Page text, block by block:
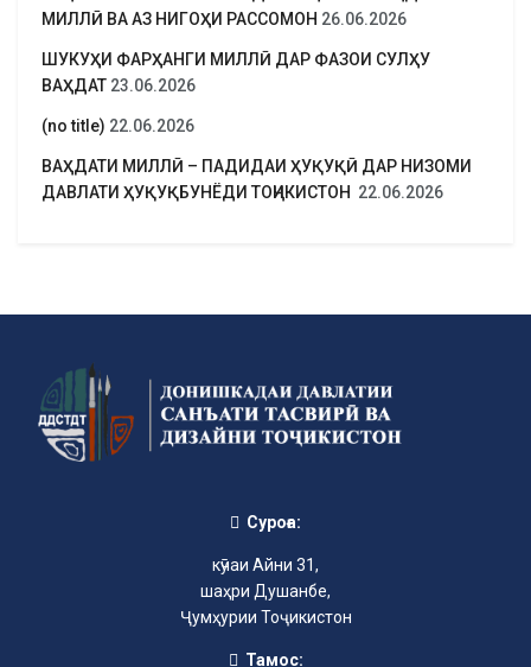
МИЛЛӢ ВА АЗ НИГОҲИ РАССОМОН 26.06.2026
ШУКУҲИ ФАРҲАНГИ МИЛЛӢ ДАР ФАЗОИ СУЛҲУ
ВАҲДАТ 23.06.2026
(no title) 22.06.2026
ВАҲДАТИ МИЛЛӢ – ПАДИДАИ ҲУҚУҚӢ ДАР НИЗОМИ
ДАВЛАТИ ҲУҚУҚБУНЁДИ ТОҶИКИСТОН 22.06.2026
Суроға:
кӯчаи Айни 31,
шаҳри Душанбе,
Ҷумҳурии Тоҷикистон
Тамос: